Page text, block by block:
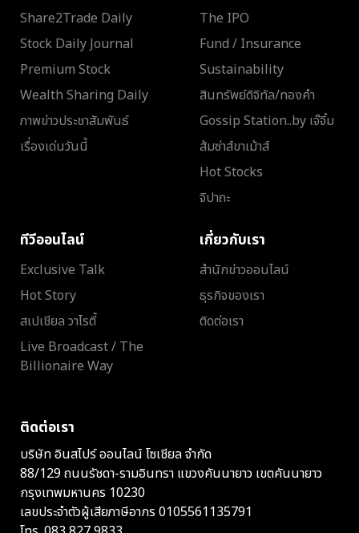
Share2Trade Daily
Stock Daily Journal
Premium Stock
Wealth Sharing Daily
ภาพข่าวประชาสัมพันธ์
เรื่องเด่นวันนี้
The IPO
Fund / Insurance
Sustainability
สินทรัพย์ดิจิทัล/ทองคำ
Gossip Station..by เจ๊จิ๋ม
ส้มซ่าส์ขาเม้าส์
Hot Stocks
จิปาถะ
ทีวีออนไลน์
Exclusive Talk
Hot Story
สเปเชียล วาไรตี้
Live Broadcast / The
Billionaire Way
เกี่ยวกับเรา
สำนักข่าวออนไลน์
ธุรกิจของเรา
ติดต่อเรา
ติดต่อเรา
บริษัท อินสไปร์ ออนไลน์ โซเชียล จำกัด
88/129 ถนนรัชดา-รามอินทรา แขวงคันนายาว เขตคันนายาว
กรุงเทพมหานคร 10230
เลขประจำตัวผู้เสียภาษีอากร 0105561135791